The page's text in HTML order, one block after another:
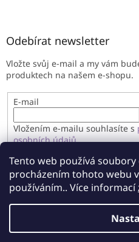
Tento web používá soubory
procházením tohoto webu
používáním.. Více informací
Odebírat newsletter
Vložte svůj e-mail a my vám
produktech na našem e-shopu.
E-mail
Vložením e-mailu souhlasíte s
osobních údajů
PŘIHLÁSIT SE